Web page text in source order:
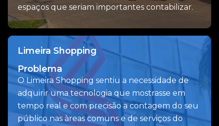
espaços que seriam importantes contabilizar.
Limeira Shopping
Problema
O Limeira Shopping sentiu a necessidade de
adquirir uma tecnologia que mostrasse em
tempo real e com precisão a contagem do seu
público nas àreas comuns e de serviços do